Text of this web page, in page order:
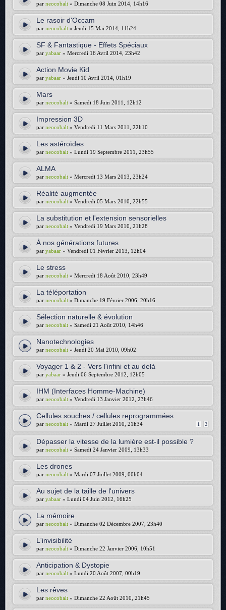
par neocobalt » Dimanche 08 Juin 2014, 14h16
Le rasoir d'Occam
par neocobalt » Jeudi 15 Mai 2014, 11h24
SF & Fantastique - Effets Spéciaux
par yabaar » Mercredi 16 Avril 2014, 23h42
Action Movie Kid
par yabaar » Jeudi 10 Avril 2014, 01h19
Mars
par neocobalt » Samedi 18 Juin 2011, 12h12
Impression 3D
par neocobalt » Vendredi 11 Mars 2011, 22h10
Les astéroïdes
par neocobalt » Lundi 19 Septembre 2011, 23h55
ALMA
par neocobalt » Mercredi 13 Mars 2013, 23h24
Réalité augmentée
par neocobalt » Vendredi 05 Mars 2010, 22h55
La substitution et l'extension sensorielles
par neocobalt » Vendredi 19 Mars 2010, 21h28
À nos générations futures
par yabaar » Vendredi 01 Février 2013, 12h04
Le stress
par neocobalt » Mercredi 18 Août 2010, 23h49
La téléportation
par neocobalt » Dimanche 19 Février 2006, 20h16
Sélection naturelle & évolution
par neocobalt » Samedi 21 Août 2010, 14h46
Nanotechnologies
par neocobalt » Jeudi 20 Mai 2010, 09h02
Voyager 1 & 2 - Vers l'infini et au delà
par yabaar » Jeudi 06 Septembre 2012, 12h05
IHM (Interfaces Homme-Machine)
par neocobalt » Vendredi 13 Janvier 2012, 23h46
Cellules souches / cellules reprogrammées
1 2
par neocobalt » Mardi 27 Juillet 2010, 21h34
Dépasser la vitesse de la lumière est-il possible ?
par neocobalt » Samedi 24 Janvier 2009, 13h33
Les drones
par neocobalt » Mardi 07 Juillet 2009, 00h04
Au sujet de la taille de l'univers
par yabaar » Lundi 04 Juin 2012, 16h25
La mémoire
par neocobalt » Dimanche 02 Décembre 2007, 23h40
L'invisibilité
par neocobalt » Dimanche 22 Janvier 2006, 10h51
Anticipation & Dystopie
par neocobalt » Lundi 20 Août 2007, 00h19
Les rêves
par neocobalt » Dimanche 22 Août 2010, 21h45